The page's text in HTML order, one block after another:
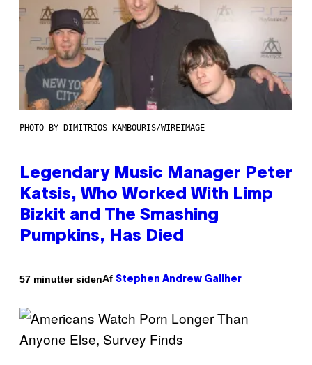
PHOTO BY DIMITRIOS KAMBOURIS/WIREIMAGE
Legendary Music Manager Peter
Katsis, Who Worked With Limp
Bizkit and The Smashing
Pumpkins, Has Died
57 minutter sidenAf Stephen Andrew Galiher